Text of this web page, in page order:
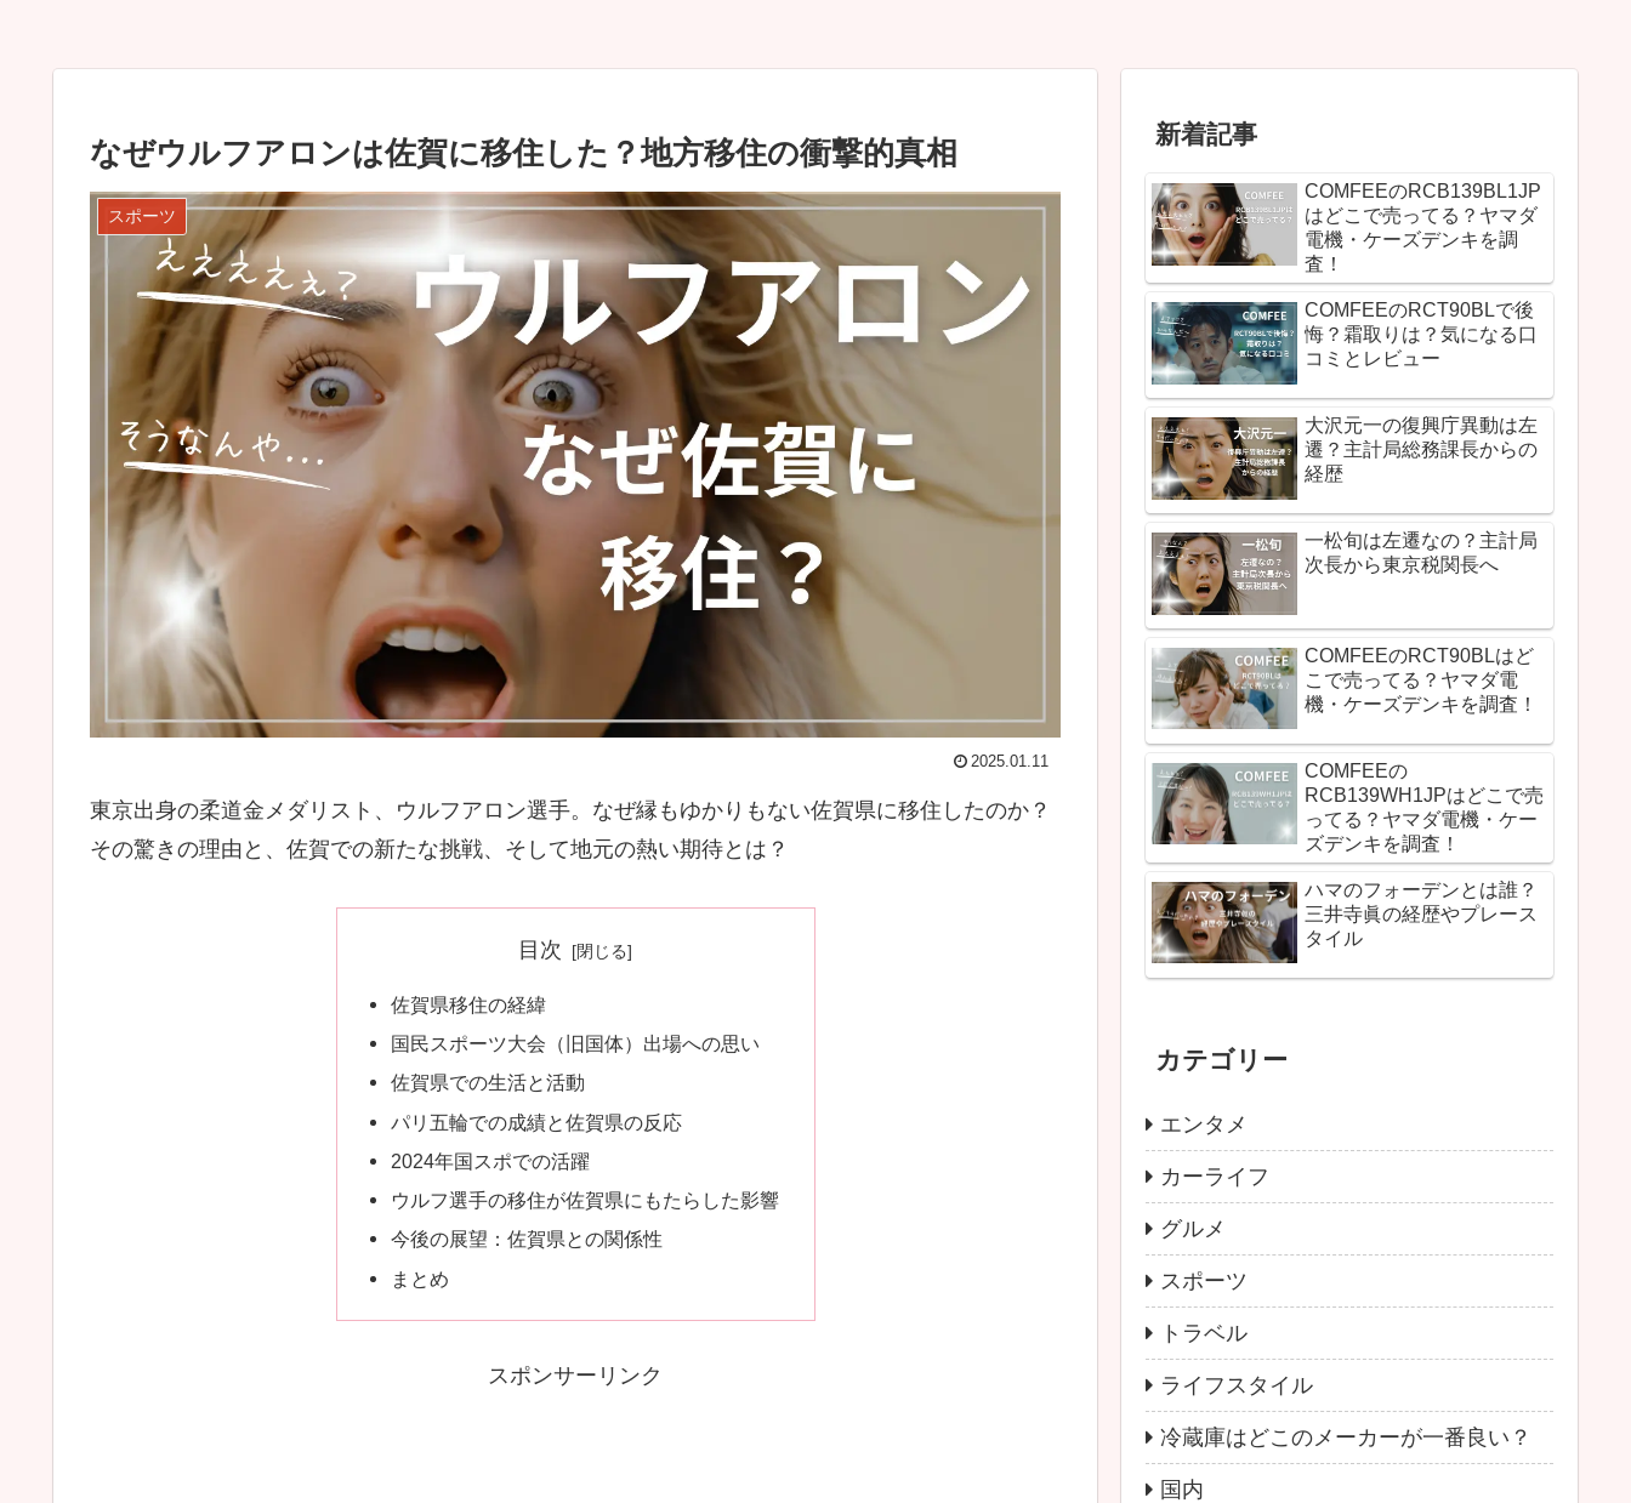
なぜウルフアロンは佐賀に移住した？地方移住の衝撃的真相
スポーツ
2025.01.11
東京出身の柔道金メダリスト、ウルフアロン選手。なぜ縁もゆかりもない佐賀県に移住したのか？
その驚きの理由と、佐賀での新たな挑戦、そして地元の熱い期待とは？
目次
佐賀県移住の経緯
国民スポーツ大会（旧国体）出場への思い
佐賀県での生活と活動
パリ五輪での成績と佐賀県の反応
2024年国スポでの活躍
ウルフ選手の移住が佐賀県にもたらした影響
今後の展望：佐賀県との関係性
まとめ
スポンサーリンク
新着記事
COMFEEのRCB139BL1JP
はどこで売ってる？ヤマダ
電機・ケーズデンキを調
査！
COMFEEのRCT90BLで後
悔？霜取りは？気になる口
コミとレビュー
大沢元一の復興庁異動は左
遷？主計局総務課長からの
経歴
一松旬は左遷なの？主計局
次長から東京税関長へ
COMFEEのRCT90BLはど
こで売ってる？ヤマダ電
機・ケーズデンキを調査！
COMFEEの
RCB139WH1JPはどこで売
ってる？ヤマダ電機・ケー
ズデンキを調査！
ハマのフォーデンとは誰？
三井寺眞の経歴やプレース
タイル
カテゴリー
エンタメ
カーライフ
グルメ
スポーツ
トラベル
ライフスタイル
冷蔵庫はどこのメーカーが一番良い？
国内